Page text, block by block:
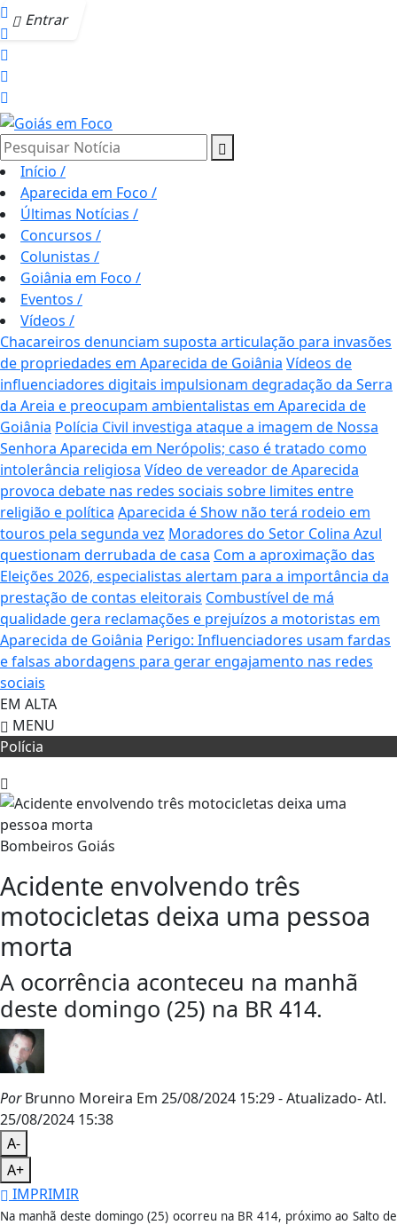
Entrar
Pesquisar Notícia
Início /
Aparecida em Foco /
Últimas Notícias /
Concursos /
Colunistas /
Goiânia em Foco /
Eventos /
Vídeos /
Chacareiros denunciam suposta articulação para invasões
de propriedades em Aparecida de Goiânia Vídeos de
influenciadores digitais impulsionam degradação da Serra
da Areia e preocupam ambientalistas em Aparecida de
Goiânia Polícia Civil investiga ataque a imagem de Nossa
Senhora Aparecida em Nerópolis; caso é tratado como
intolerância religiosa Vídeo de vereador de Aparecida
provoca debate nas redes sociais sobre limites entre
religião e política Aparecida é Show não terá rodeio em
touros pela segunda vez Moradores do Setor Colina Azul
questionam derrubada de casa Com a aproximação das
Eleições 2026, especialistas alertam para a importância da
prestação de contas eleitorais Combustível de má
qualidade gera reclamações e prejuízos a motoristas em
Aparecida de Goiânia Perigo: Influenciadores usam fardas
e falsas abordagens para gerar engajamento nas redes
sociais
EM ALTA
MENU
Polícia
Bombeiros Goiás
Acidente envolvendo três
motocicletas deixa uma pessoa
morta
A ocorrência aconteceu na manhã
deste domingo (25) na BR 414.
PorBrunno Moreira Em 25/08/2024 15:29- Atualizado- Atl.
25/08/2024 15:38
A-
A+
IMPRIMIR
Na manhã deste domingo (25) ocorreu na BR 414, próximo ao Salto de